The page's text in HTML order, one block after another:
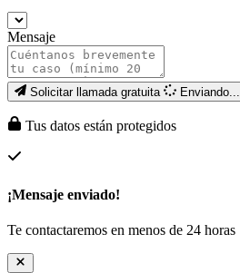
Mensaje
Solicitar llamada gratuita Enviando...
Tus datos están protegidos
¡Mensaje enviado!
Te contactaremos en menos de 24 horas